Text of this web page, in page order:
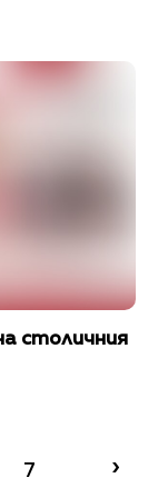
столичния
7 ›